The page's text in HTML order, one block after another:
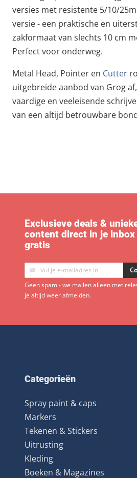
versies met resistente 5/10/
versie - een praktische en
zakformaat van slechts 10 cm
Perfect voor onderweg.
Metal Head, Pointer en Cutter
uitgebreide aanbod van Grog
vaardige en veeleisende
van een altijd betrouwbare
Exclusieve deals &
content direct in je inbox
gratis
Geen spam - we mailen alleen met
je altijd weer afmelden.
Categorieën
Spray paint & caps
Markers
Tekenen & Stickers
Uitrusting
Kleding
Boeken & Magazines